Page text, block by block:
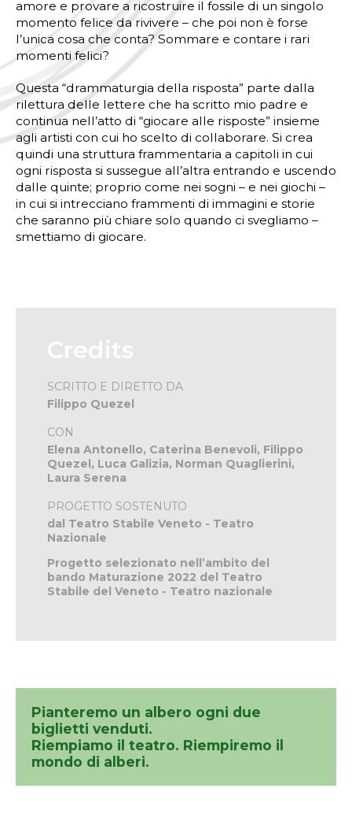
amore e provare a ricostruire il fossile di un singolo
momento felice da rivivere – che poi non è forse
l’unica cosa che conta? Sommare e contare i rari
momenti felici?
Questa “drammaturgia della risposta” parte dalla
rilettura delle lettere che ha scritto mio padre e
continua nell’atto di “giocare alle risposte” insieme
agli artisti con cui ho scelto di collaborare. Si crea
quindi una struttura frammentaria a capitoli in cui
ogni risposta si sussegue all’altra entrando e uscendo
dalle quinte; proprio come nei sogni – e nei giochi –
in cui si intrecciano frammenti di immagini e storie
che saranno più chiare solo quando ci svegliamo –
smettiamo di giocare.
Credits
SCRITTO E DIRETTO DA
Filippo Quezel
CON
Elena Antonello, Caterina Benevoli, Filippo
Quezel, Luca Galizia, Norman Quaglierini,
Laura Serena
PROGETTO SOSTENUTO
dal Teatro Stabile Veneto - Teatro
Nazionale
Progetto selezionato nell’ambito del
bando Maturazione 2022 del Teatro
Stabile del Veneto - Teatro nazionale
Pianteremo un albero ogni due
biglietti venduti.
Riempiamo il teatro. Riempiremo il
mondo di alberi.